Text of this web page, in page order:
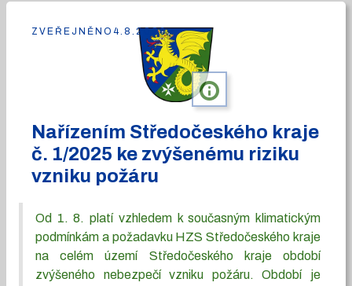
info
Nařízením Středočeského kraje
č. 1/2025 ke zvýšenému riziku
vzniku požáru
Od 1. 8. platí vzhledem k současným klimatickým
podmínkám a požadavku HZS Středočeského kraje
na celém území Středočeského kraje období
zvýšeného nebezpečí vzniku požáru. Období je
ZVEŘEJNĚNO 4.8.2026